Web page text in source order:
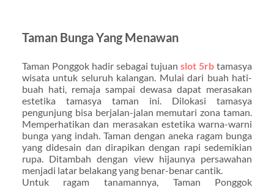
Taman Bunga Yang Menawan
Taman Ponggok hadir sebagai tujuanslot 5rb tamasya
wisata untuk seluruh kalangan. Mulai dari buah hati-
buah hati, remaja sampai dewasa dapat merasakan
estetika tamasya taman ini. Dilokasi tamasya
pengunjung bisa berjalan-jalan memutari zona taman.
Memperhatikan dan merasakan estetika warna-warni
bunga yang indah. Taman dengan aneka ragam bunga
yang didesain dan dirapikan dengan rapi sedemikian
rupa. Ditambah dengan view hijaunya persawahan
menjadi latar belakang yang benar-benar cantik.
Untuk ragam tanamannya, Taman Ponggok